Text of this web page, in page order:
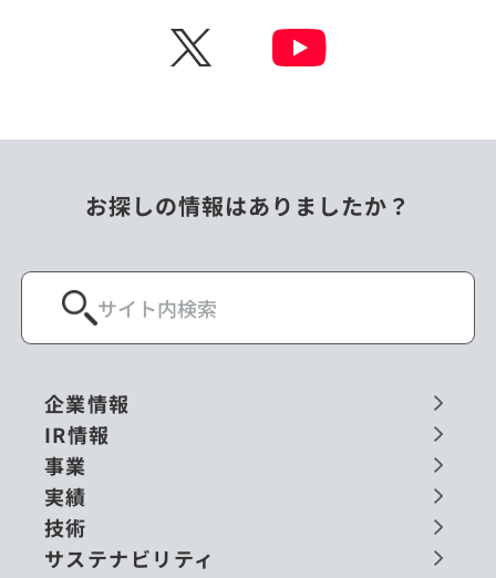
X
お探しの情報はありましたか？
企業情報
IR情報
事業
実績
技術
サステナビリティ